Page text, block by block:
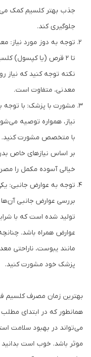
جذب بهتر کلسیم کمک
جلوگیری کند.
تا 2 قرص (یا کپسول)
نکته توجه کنید که نیاز
معدنی، متفاوت است.
مشورت با پزشک: با
نیاز، همواره توصیه
با متخصص مشورت کنید.
بر اساس نیازهای خاص
خیالی آسوده مکمل را
توجه به عوارض جانبی:
بررسی عوارض جانبی
تولید شده است که با
عوارض همراه باشد.
مانند یبوست، ناراحتی
پزشک خود مشورت کنید.
بهترین زمان مصرف کلسیم
همانطور که در ابتدای مطلب
می‌تواند در بهبود سلامت
موثر باشد. خوب است